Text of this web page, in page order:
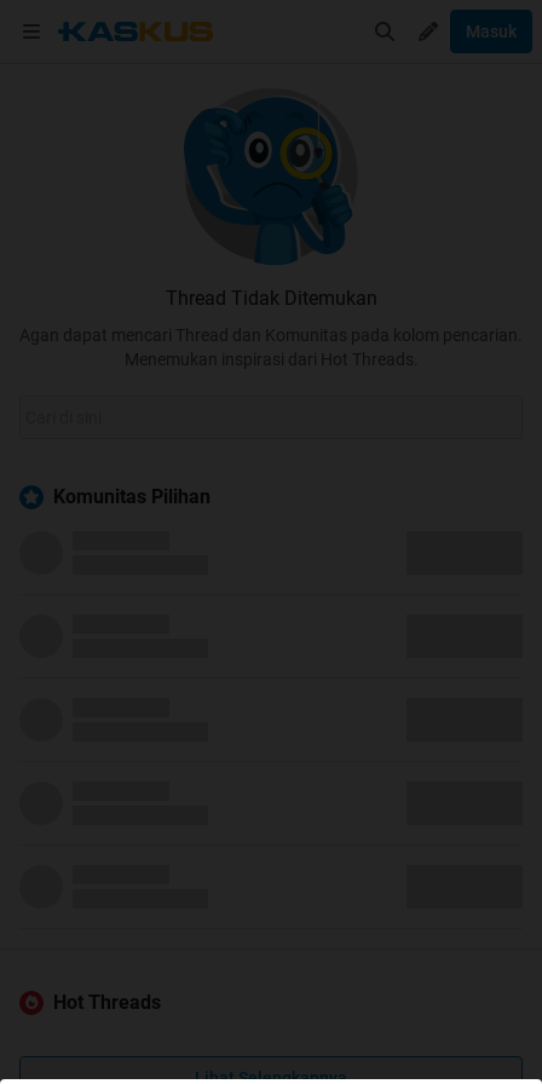
Masuk
Thread Tidak Ditemukan
Agan dapat mencari Thread dan Komunitas pada kolom pencarian.
Menemukan inspirasi dari Hot Threads.
Komunitas Pilihan
Hot Threads
Lihat Selengkapnya